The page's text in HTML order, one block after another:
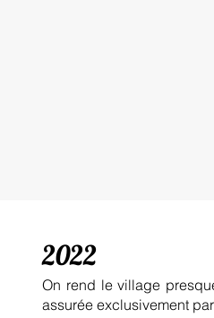
2022
On rend le village
assurée exclusivement